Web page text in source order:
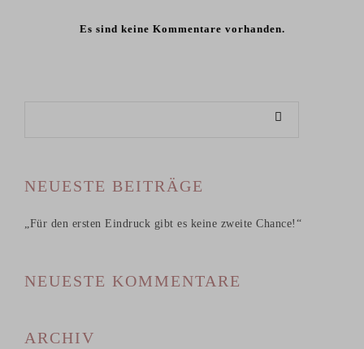
Es sind keine Kommentare vorhanden.
NEUESTE BEITRÄGE
„Für den ersten Eindruck gibt es keine zweite Chance!“
NEUESTE KOMMENTARE
ARCHIV